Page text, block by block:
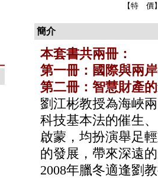
【特 價
簡介
本套書共兩冊：
第一冊：國際與兩
第二冊：智慧財產
劉江彬教授為海峽
科技基本法的催生
啟蒙，均扮演舉足
的發展，帶來深遠
2008年臘冬適逢劉